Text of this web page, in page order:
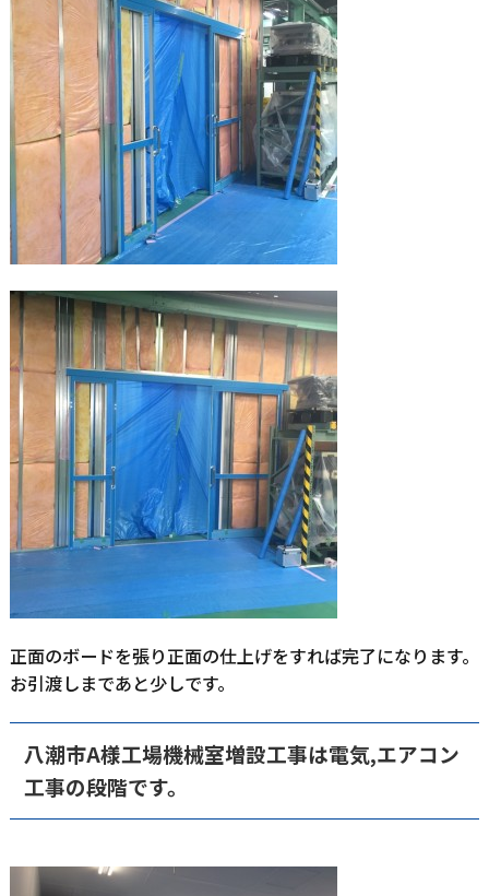
正面のボードを張り正面の仕上げをすれば完了になります。
お引渡しまであと少しです。
八潮市A様工場機械室増設工事は電気,エアコン
工事の段階です。